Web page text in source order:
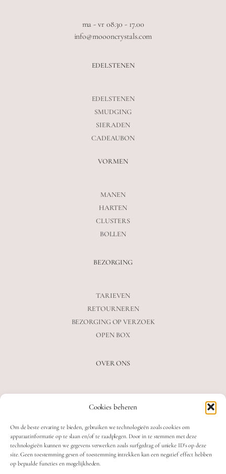
Cookies beheren
Om de beste ervaring te bieden, gebruiken we technologieën zoals cookies om
apparaatinformatie op te slaan en/of te raadplegen. Door in te stemmen met deze
technologieën kunnen we gegevens verwerken zoals surfgedrag of unieke ID's op deze
site. Geen toestemming geven of toestemming intrekken kan een negatief effect hebben
op bepaalde functies en mogelijkheden.
ma - vr 08.30 - 17.00
info@moooncrystals.com
EDELSTENEN
EDELSTENEN
SMUDGING
SIERADEN
CADEAUBON
VORMEN
MANEN
HARTEN
CLUSTERS
BOLLEN
BEZORGING
TARIEVEN
RETOURNEREN
BEZORGING OP VERZOEK
OPEN BOX
OVER ONS
VEELGESTELDE VRAGEN
OVER ONS
CONTACT